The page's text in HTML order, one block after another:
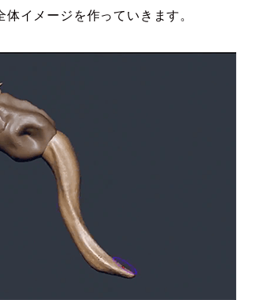
イメージを作っていきます。